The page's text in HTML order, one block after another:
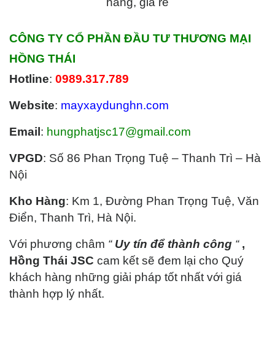
CÔNG TY CỔ PHẦN ĐẦU TƯ THƯƠNG MẠI
HỒNG THÁI
Hotline: 0989.317.789
Website: mayxaydunghn.com
Email: hungphatjsc17@gmail.com
VPGD: Số 86 Phan Trọng Tuệ – Thanh Trì – Hà
Nội
Kho Hàng: Km 1, Đường Phan Trọng Tuệ, Văn
Điển, Thanh Trì, Hà Nội.
Với phương châm “ Uy tín để thành công “ ,
Hồng Thái JSC cam kết sẽ đem lại cho Quý
khách hàng những giải pháp tốt nhất với giá
thành hợp lý nhất.